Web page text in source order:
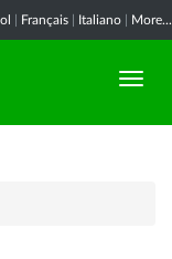
Français Italiano More...